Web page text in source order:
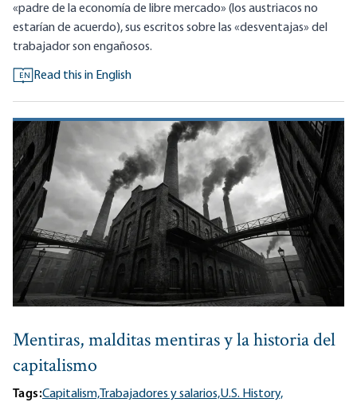
«padre de la economía de libre mercado» (los austriacos no
estarían de acuerdo), sus escritos sobre las «desventajas» del
trabajador son engañosos.
EN Read this in English
Mentiras, malditas mentiras y la historia del
capitalismo
Tags:Capitalism,Trabajadores y salarios,U.S. History,